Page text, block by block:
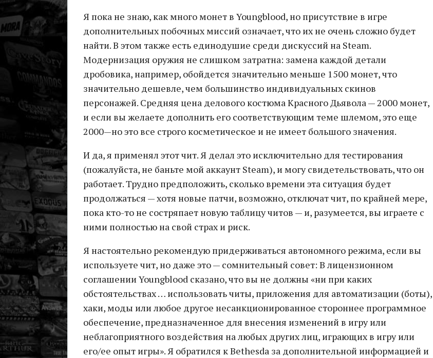
Я пока не знаю, как много монет в Youngblood, но присутствие в игре
дополнительных побочных миссий означает, что их не очень сложно будет
найти. В этом также есть единодушие среди дискуссий на Steam.
Модернизация оружия не слишком затратна: замена каждой детали
дробовика, например, обойдется значительно меньше 1500 монет, что
значительно дешевле, чем большинство индивидуальных скинов
персонажей. Средняя цена делового костюма Красного Дьявола — 2000 монет,
и если вы желаете дополнить его соответствующим теме шлемом, это еще
2000—но это все строго косметическое и не имеет большого значения.
И да, я применял этот чит. Я делал это исключительно для тестирования
(пожалуйста, не баньте мой аккаунт Steam), и могу свидетельствовать, что он
работает. Трудно предположить, сколько времени эта ситуация будет
продолжаться — хотя новые патчи, возможно, отключат чит, по крайней мере,
пока кто-то не состряпает новую таблицу читов — и, разумеется, вы играете с
ними полностью на свой страх и риск.
Я настоятельно рекомендую придерживаться автономного режима, если вы
используете чит, но даже это — сомнительный совет: В лицензионном
соглашении Youngblood сказано, что вы не должны «ни при каких
обстоятельствах … использовать читы, приложения для автоматизации (боты),
хаки, моды или любое другое несанкционированное стороннее программное
обеспечение, предназначенное для внесения изменений в игру или
неблагоприятного воздействия на любых других лиц, играющих в игру или
его/ее опыт игры». Я обратился к Bethesda за дополнительной информацией и